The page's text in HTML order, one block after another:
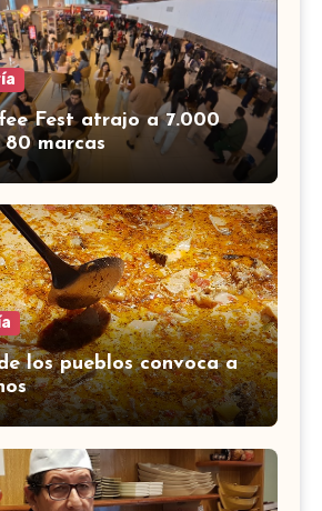
Fest atrajo a 7.000
80 marcas
los pueblos convoca a